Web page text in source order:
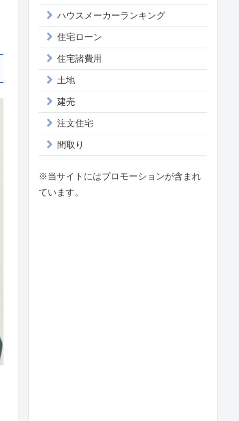
ハウスメーカーランキング
住宅ローン
住宅諸費用
土地
建売
注文住宅
間取り
※当サイトにはプロモーションが含まれ
ています。